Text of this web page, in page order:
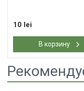
10 lei
В корзину